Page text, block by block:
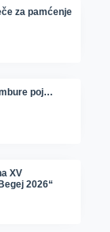
za pamćenje
poj…
XV
2026“